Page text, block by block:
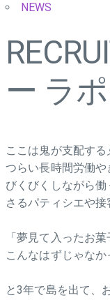
NEWS
ー ラ
ここは鬼が支配する
つらい長時間労働
びくびくしながら働
さるパティシエや接
「夢見て入ったお菓
こんなはずじゃなか
と3年で島を出て、